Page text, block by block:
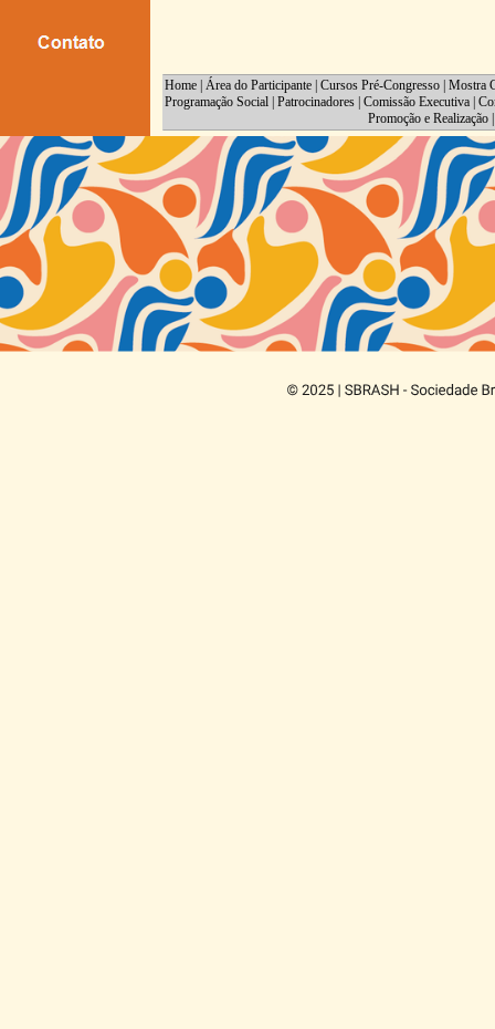
Home Área do Participante Cursos Pré-Congresso Mostra
Programação Social |Patrocinadores |Comissão Executiva |
Promoção e Realização